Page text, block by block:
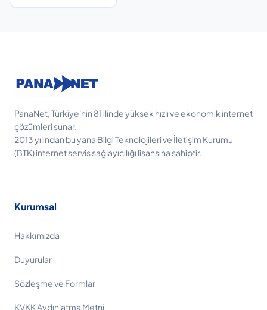
PanaNet, Türkiye'nin 81 ilinde yüksek hızlı ve ekonomik internet
çözümleri sunar.
2013 yılından bu yana Bilgi Teknolojileri ve İletişim Kurumu
(BTK) internet servis sağlayıcılığı lisansına sahiptir.
Kurumsal
Hakkımızda
Duyurular
Sözleşme ve Formlar
KVKK Aydınlatma Metni